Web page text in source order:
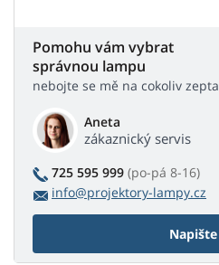
Pomohu vám vybrat
správnou lampu
nebojte se mě na cokoliv
Aneta
zákaznický servis
725 595 999 (po-pá 8-16)
info@projektory-lampy.cz